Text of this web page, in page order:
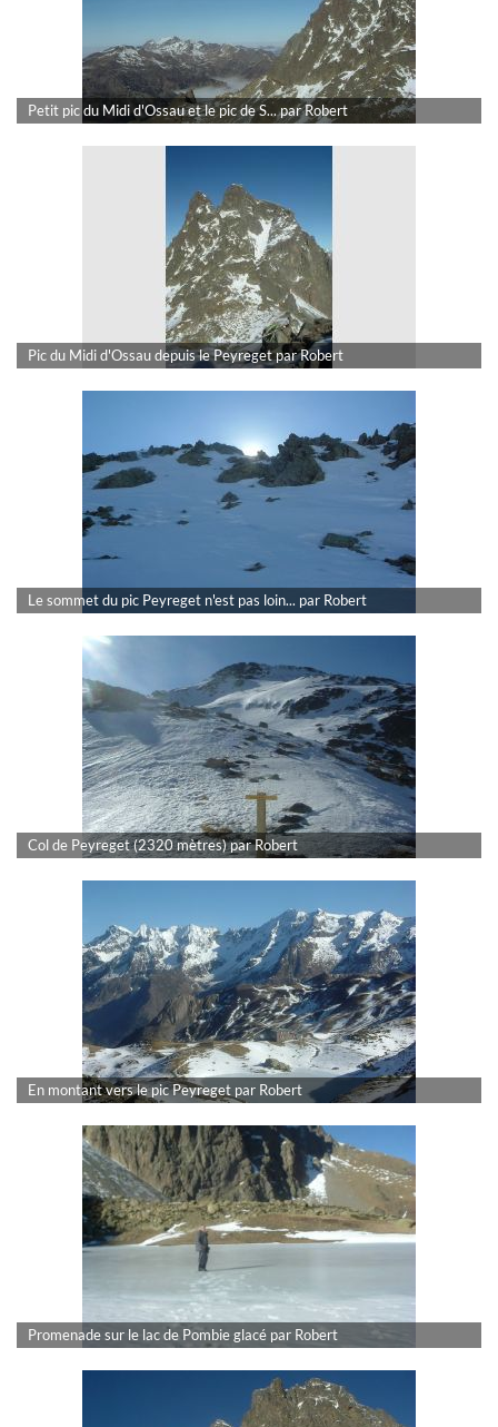
Petit pic du Midi d'Ossau et le pic de S... par Robert
Pic du Midi d'Ossau depuis le Peyreget par Robert
Le sommet du pic Peyreget n'est pas loin... par Robert
Col de Peyreget (2320 mètres) par Robert
En montant vers le pic Peyreget par Robert
Promenade sur le lac de Pombie glacé par Robert